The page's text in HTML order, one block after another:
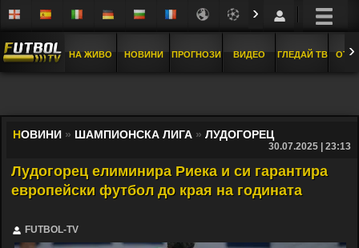
›
НА ЖИВО НОВИНИ ПРОГНОЗИ ВИДЕО ГЛЕДАЙ ТВ ›
НОВИНИ » ШАМПИОНСКА ЛИГА » ЛУДОГОРЕЦ
30.07.2025 | 23:13
Лудогорец елиминира Риека и си гарантира
европейски футбол до края на годината
FUTBOL-TV